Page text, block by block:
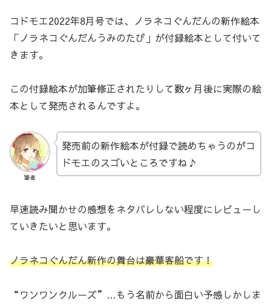
コドモエ2022年8月号では、ノラネコぐんだんの新作絵本
「ノラネコぐんだんうみのたび」が付録絵本として付いて
きます。
この付録絵本が加筆修正されたりして数ヶ月後に実際の絵
本として発売されるんですよ。
筆者
発売前の新作絵本が付録で読めちゃうのがコ
ドモエのスゴいところですね♪
早速読み聞かせの感想をネタバレしない程度にレビューし
ていきたいと思います。
ノラネコぐんだん新作の舞台は豪華客船です！
“ワンワンクルーズ”…もう名前から面白い予感しかしま